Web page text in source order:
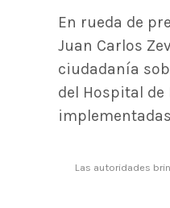
En rueda de
Juan Carlos
ciudadanía
del Hospital de
Las autoridades